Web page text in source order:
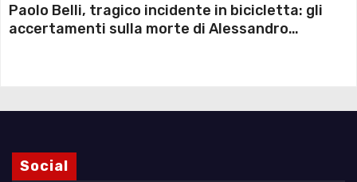
Paolo Belli, tragico incidente in bicicletta: gli
accertamenti sulla morte di Alessandro
Social